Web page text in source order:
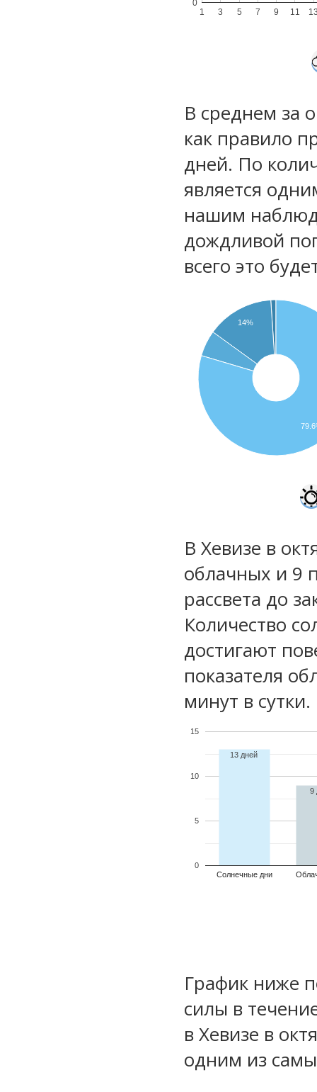
1 3 5 7 9 11
0
В среднем за
как правило
дней. По
является
нашим
дождливой
всего это
14%
В Хевизе в
облачных и 9
рассвета до
Количество
достигают
показателя
минут в сутки.
Солнечные дни
0
5
10
15
13 дней
9
График ниже
силы в
в Хевизе в
одним из